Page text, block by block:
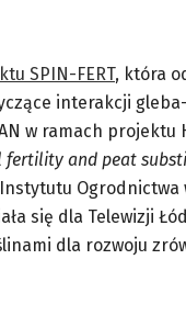
SPIN-FERT, która
interakcji
w ramach projektu
fertility and peat
Ogrodnictwa
się dla Telewizji
dla rozwoju